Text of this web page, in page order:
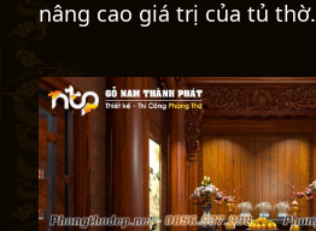
nâng cao giá trị của tủ thờ.